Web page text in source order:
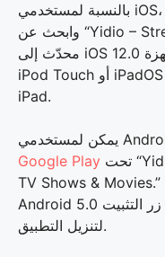
وابحث عن “Yidio – Streaming Guide.” تأكد من أن جهازك
محدّث إلى iOS 12.0 أو الإصدارات الأحدث لأجهزة iPhone و
iPod Touch أو iPadOS 12.0 أو الإصدارات الأحدث لأجهزة
iPad.
Google Play
TV Shows & Movies.” تأكد من أن جهازك يعمل بنظام
Android 5.0 أو الإصدارات الأحدث، ثم انقر فوق زر التثبيت
لتنزيل التطبيق.